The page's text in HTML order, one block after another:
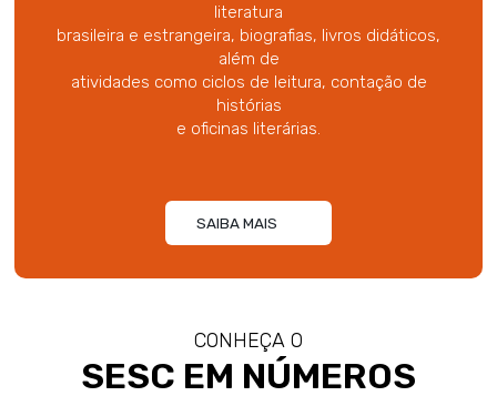
literatura
brasileira e estrangeira, biografias, livros didáticos,
além de
atividades como ciclos de leitura, contação de
histórias
e oficinas literárias.
SAIBA MAIS
CONHEÇA O
SESC EM NÚMEROS